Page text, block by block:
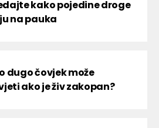
kako pojedine droge
na pauka
dugo čovjek može
ako je živ zakopan?